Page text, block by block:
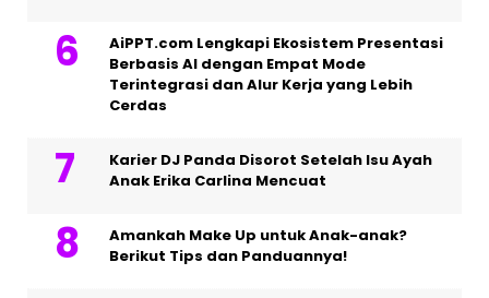
AiPPT.com Lengkapi Ekosistem Presentasi
Berbasis AI dengan Empat Mode
Terintegrasi dan Alur Kerja yang Lebih
Cerdas
Karier DJ Panda Disorot Setelah Isu Ayah
Anak Erika Carlina Mencuat
Amankah Make Up untuk Anak-anak?
Berikut Tips dan Panduannya!